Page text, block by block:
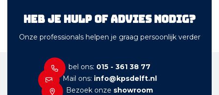
Heb je hulp of advies nodig?
Onze professionals helpen je graag persoonlijk verder
bel ons: 015 - 361 38 77
Mail ons: info@kpsdelft.nl
Bezoek onze showroom